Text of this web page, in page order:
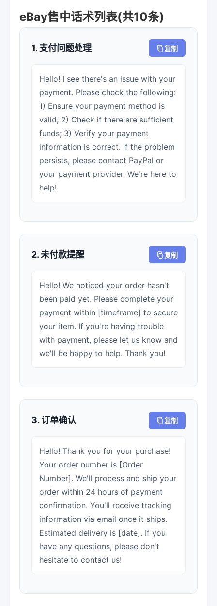
eBay售中话术列表(共10条)
1. 支付问题处理 复制
Hello! I see there's an issue with your
payment. Please check the following:
1) Ensure your payment method is
valid; 2) Check if there are sufficient
funds; 3) Verify your payment
information is correct. If the problem
persists, please contact PayPal or
your payment provider. We're here to
help!
2. 未付款提醒 复制
Hello! We noticed your order hasn't
been paid yet. Please complete your
payment within [timeframe] to secure
your item. If you're having trouble
with payment, please let us know and
we'll be happy to help. Thank you!
3. 订单确认 复制
Hello! Thank you for your purchase!
Your order number is [Order
Number]. We'll process and ship your
order within 24 hours of payment
confirmation. You'll receive tracking
information via email once it ships.
Estimated delivery is [date]. If you
have any questions, please don't
hesitate to contact us!